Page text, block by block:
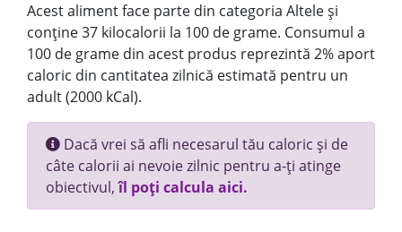
Acest aliment face parte din categoria Altele și
conține 37 kilocalorii la 100 de grame. Consumul a
100 de grame din acest produs reprezintă 2% aport
caloric din cantitatea zilnică estimată pentru un
adult (2000 kCal).
Dacă vrei să afli necesarul tău caloric și de
câte calorii ai nevoie zilnic pentru a-ți atinge
obiectivul,îl poți calcula aici.